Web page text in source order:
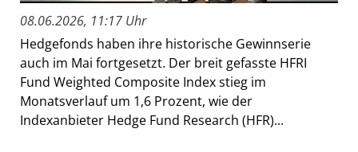
08.06.2026, 11:17 Uhr
Hedgefonds haben ihre historische Gewinnserie
auch im Mai fortgesetzt. Der breit gefasste HFRI
Fund Weighted Composite Index stieg im
Monatsverlauf um 1,6 Prozent, wie der
Indexanbieter Hedge Fund Research (HFR)...